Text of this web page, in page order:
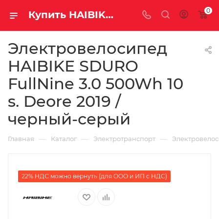
Купить HAIBIKE SDURO FullNine 3.0 500Wh 10 s. Deore 2019 / черный-серый за рублей, а со скидкой 0
Электровелосипед
HAIBIKE SDURO
FullNine 3.0 500Wh 10
s. Deore 2019 /
черный-серый
Главная — Каталог — Электротранспорт —
22% НДС можно вернуть (для ООО и ИП с НДС)